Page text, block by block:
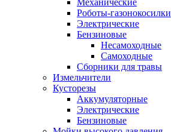
Механические
Роботы-газонокосилки
Электрические
Бензиновые
Несамоходные
Самоходные
Сборники для травы
Измельчители
Кусторезы
Аккумуляторные
Электрические
Бензиновые